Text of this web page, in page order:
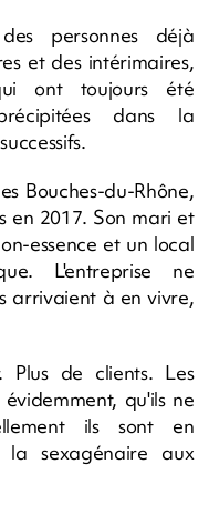
personnes déjà
et des intérimaires,
ont toujours été
dans la
Bouches-du-Rhône,
en 2017. Son mari et
essence et un local
L'entreprise ne
arrivaient à en vivre,
de clients. Les
qu'ils ne
ils sont en
la sexagénaire aux